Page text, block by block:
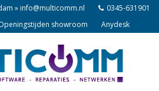
»info@multicomm.nl
0345-631901
showroom Anydesk